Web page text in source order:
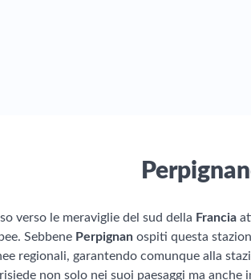
verso le meraviglie del sud della Francia
Sebbene Perpignan ospiti questa
regionali, garantendo comunque alla
risiede non solo nei suoi paesaggi ma